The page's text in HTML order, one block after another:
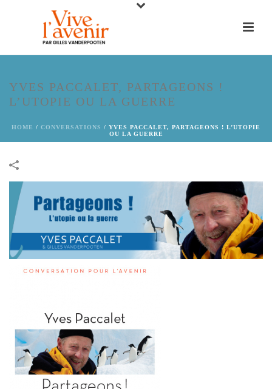
YVES PACCALET, PARTAGEONS !
L’UTOPIE OU LA GUERRE
HOME / CONVERSATIONS / YVES PACCALET, PARTAGEONS ! L’UTOPIE
OU LA GUERRE